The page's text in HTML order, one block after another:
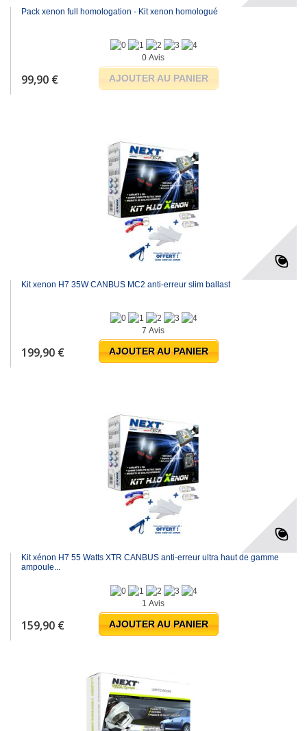
Pack xenon full homologation - Kit xenon homologué
0 Avis
99,90 € AJOUTER AU PANIER
Kit xenon H7 35W CANBUS MC2 anti-erreur slim ballast
7 Avis
199,90 € AJOUTER AU PANIER
Kit xénon H7 55 Watts XTR CANBUS anti-erreur ultra haut de gamme
ampoule...
1 Avis
159,90 € AJOUTER AU PANIER